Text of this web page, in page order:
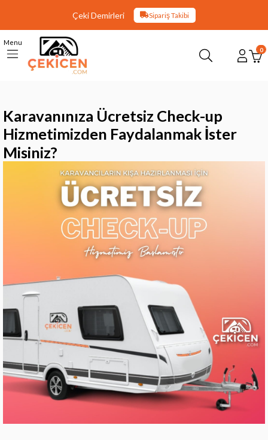
Çeki Demirleri Sipariş Takibi
Menu
0
Karavanınıza Ücretsiz Check-up
Hizmetimizden Faydalanmak İster
Misiniz?